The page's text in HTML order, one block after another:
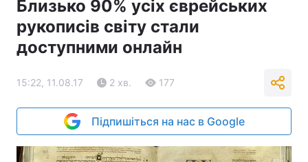
Близько 90% усіх єврейських
рукописів світу стали
доступними онлайн
15:22, 11.08.17 2 хв. 177
Підпишіться на нас в Google